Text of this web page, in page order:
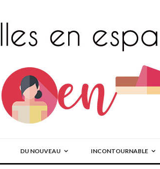
DU NOUVEAU INCONTOURNABLE